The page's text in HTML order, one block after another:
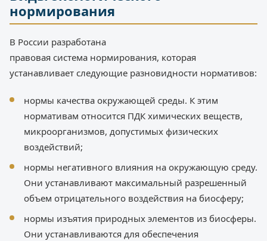
нормирования
В России разработана
правовая система нормирования, которая
устанавливает следующие разновидности нормативов:
нормы качества окружающей среды. К этим
нормативам относится ПДК химических веществ,
микроорганизмов, допустимых физических
воздействий;
нормы негативного влияния на окружающую среду.
Они устанавливают максимальный разрешенный
объем отрицательного воздействия на биосферу;
нормы изъятия природных элементов из биосферы.
Они устанавливаются для обеспечения